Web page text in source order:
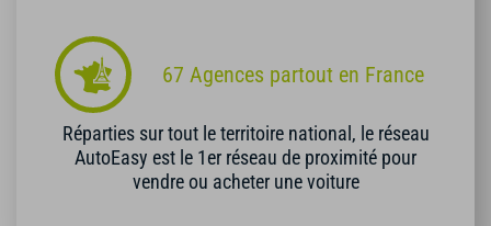
67 Agences partout en France
Réparties sur tout le territoire national, le réseau
AutoEasy est le 1er réseau de proximité pour
vendre ou acheter une voiture